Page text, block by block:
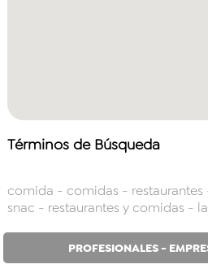
Términos de Búsqueda
comida - comidas - restaurantes
snac - restaurantes y comidas -
PROFESIONALES -